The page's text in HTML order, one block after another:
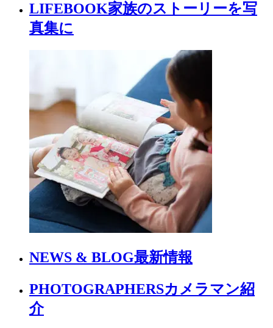
LIFEBOOK家族のストーリーを写
真集に
NEWS & BLOG最新情報
PHOTOGRAPHERSカメラマン紹
介